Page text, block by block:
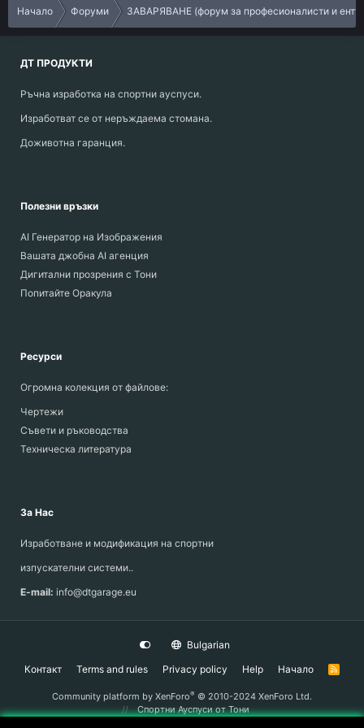
Начало Форуми ЗАВАРЯВАНЕ (форум за професионалисти и
ДТ ПРОДУКТИ
Ръчна изработка на спортни ауспуси.
Изработват се от неръждаема стомана.
Доживотна гаранция.
Полезни връзки
AI Генератор на Изображения
Вашата джобна AI агенция
Дигитални прозрения с Тони
Попитайте Оракула
Ресурси
Огромна колекция от файлове:
Чертежи
Съвети и ръководства
Техническа литература
За Нас
Изработване и модификация на спортни
изпускателни системи..
E-mail: info@dtgarage.eu
Bulgarian
Контакт
Terms and rules Privacy policy Help Начало
R
Community platform by XenForo® © 2010-2024 XenForo Ltd.
Спортни Ауспусиот Тони